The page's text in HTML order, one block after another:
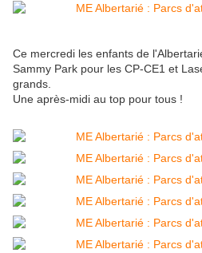
Ce mercredi les enfants de
Sammy Park pour les CP-CE1 et
grands.
Une après-midi au top pour tous !